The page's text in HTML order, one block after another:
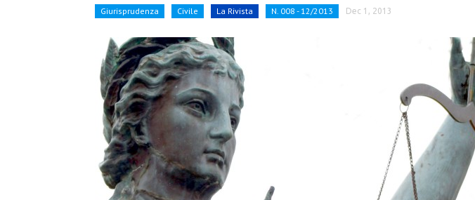
Giurisprudenza Civile La Rivista N. 008 - 12/2013 Dec 1, 2013